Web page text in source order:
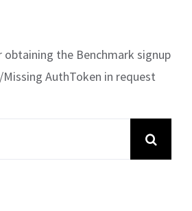
obtaining the Benchmark signup
AuthToken in request